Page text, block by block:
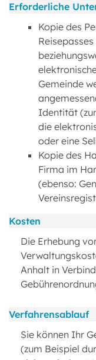
Erforderliche
Kopie des
Gemeinde
Identität
die
oder eine
Kopie des
Firma im
(ebenso:
Kosten
Die Erhebung
Anhalt in
Verfahrensablauf
Sie können Ihr
(zum Beispiel